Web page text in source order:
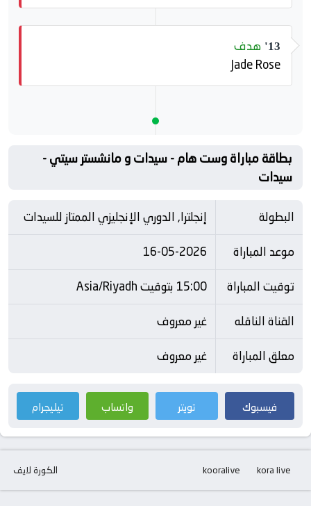
13' هدف
Jade Rose
بطاقة مباراة وست هام - سيدات و مانشستر سيتي -
سيدات
البطولة
إنجلترا, الدوري الإنجليزي الممتاز للسيدات
موعد المباراة
16-05-2026
توقيت المباراة
15:00 بتوقيت Asia/Riyadh
القناة الناقله
غير معروف
معلق المباراة
غير معروف
فيسبوك تويتر واتساب تيليجرام
الكورة لايف kora live
kooralive